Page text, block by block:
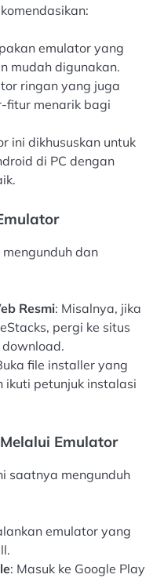
emulator yang
mudah digunakan.
ringan yang juga
fitur menarik bagi
ini dikhususkan untuk
di PC dengan
dan
Resmi: Misalnya, jika
pergi ke situs
file installer yang
ikuti petunjuk instalasi
Emulator
saatnya mengunduh
emulator yang
: Masuk ke Google Play